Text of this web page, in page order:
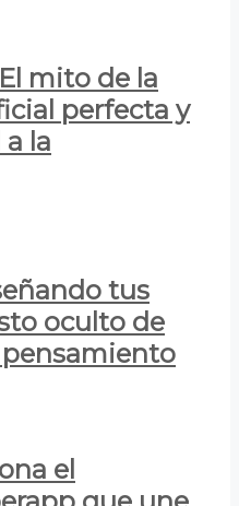
mito de la
perfecta y
la
tus
oculto de
el